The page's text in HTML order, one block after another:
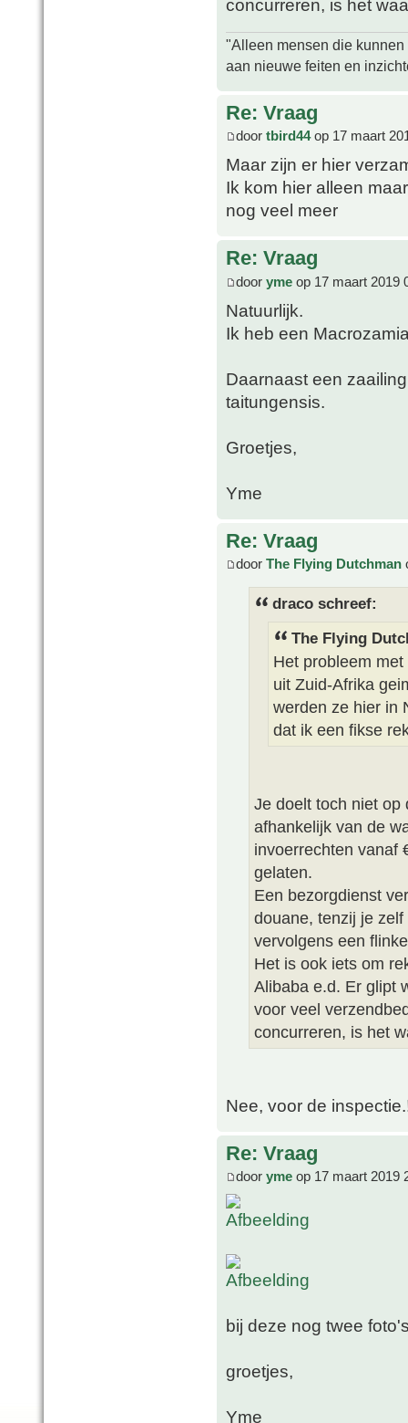
concurreren, is het
"Alleen mensen die
aan nieuwe feiten en
Re: Vraag
door tbird44op 17 maart
Maar zijn er hier
Ik kom hier alleen
nog veel meer
Re: Vraag
door yme op 17 maart 2019
Natuurlijk.
Ik heb een
Daarnaast een
taitungensis.
Groetjes,
Yme
Re: Vraag
door The Flying Dutchman
draco schreef:
The Flying
Het probleem
uit Zuid-Afrika
werden ze hier in
dat ik een fikse
Je doelt toch niet op
afhankelijk van de
invoerrechten vanaf
gelaten.
Een bezorgdienst
douane, tenzij je
vervolgens een
Het is ook iets om
Alibaba e.d. Er glipt
voor veel
concurreren, is het
Nee, voor de
Re: Vraag
door yme op 17 maart 2019
bij deze nog twee
groetjes,
Yme